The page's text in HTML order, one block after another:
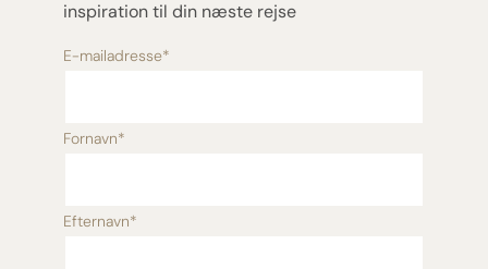
inspiration til din næste rejse
E-mailadresse*
Fornavn*
Efternavn*